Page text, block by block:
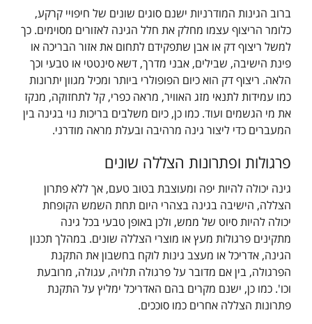
ברוב הגינות המודרניות ישנם סוגים שונים של חיפויי קרקע,
כלומר הריצוף עצמו מחלק את חלל הגינה לאזורים מסוימים. כך
למשל ריצוף דק או אבן שתפקידם לתחום את אזור הבריכה או
פינת הישיבה, שבילים, אבני מדרך, דשא סינטטי או טבעי וכך
הלאה. ריצוף דק הוא כיום הפופולרי ביותר ומכיל מגוון יתרונות
כמו עמידות לתנאי מזג האוויר, מראה כפרי, קל לתחזוקה, מנקז
את מי הגשמים ועוד. כמו כן, כיום משלבים בריכות נוי בגינה בין
המעברים כדי ליצור גינה מרהיבה ובעלת מראה מודרני.
פרגולות ופתרונות הצללה שונים
גינה יכולה להיות יפה ומעוצבת בטוב טעם, אך ללא פתרון
הצללה, הישיבה בגינה בצהרי היום תחת השמש הקופחת
יכולה להיות סיוט של ממש, ולכן באופן טבעי בכל גינה
מתקינים פרגולות מעץ או מוצרי הצללה שונים. במהלך תכנון
הגינה, אדריכל או מעצב גינות לוקח בחשבון את התקנת
הפרגולה, בין אם מדובר על פרגולה תלויה, עגולה, מרובעת
וכו'. כמו כן, ישנם מקרים בהם האדריכל ימליץ על התקנת
פתרונות הצללה אחרים כמו סוככים.